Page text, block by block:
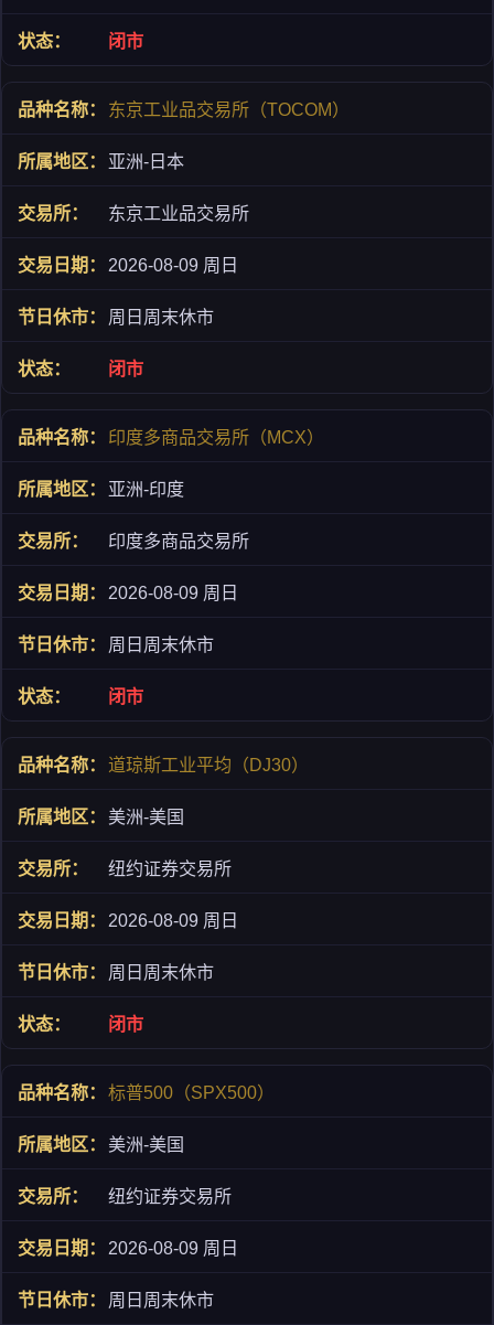
闭市
东京工业品交易所（TOCOM）
亚洲-日本
东京工业品交易所
2026-08-09 周日
周日周末休市
闭市
印度多商品交易所（MCX）
亚洲-印度
印度多商品交易所
2026-08-09 周日
周日周末休市
闭市
道琼斯工业平均（DJ30）
美洲-美国
纽约证券交易所
2026-08-09 周日
周日周末休市
闭市
标普500（SPX500）
美洲-美国
纽约证券交易所
2026-08-09 周日
周日周末休市